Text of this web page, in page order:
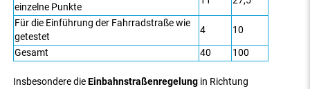
einzelne Punkte
Für die Einführung der Fahrradstraße wie
getestet
4
10
Gesamt
40 100
Insbesondere dieEinbahnstraßenregelung in Richtung